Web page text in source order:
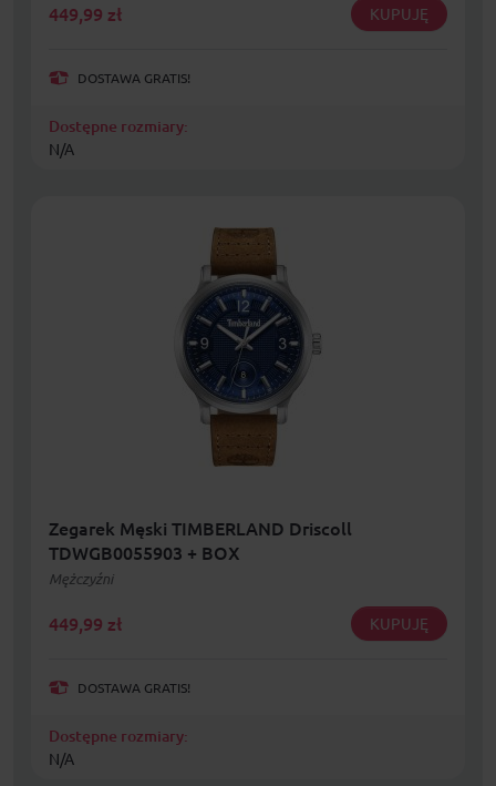
449,99 zł KUPUJĘ
DOSTAWA GRATIS!
Dostępne rozmiary:
N/A
Zegarek Męski TIMBERLAND Driscoll
TDWGB0055903 + BOX
Mężczyźni
449,99 zł KUPUJĘ
DOSTAWA GRATIS!
Dostępne rozmiary:
N/A